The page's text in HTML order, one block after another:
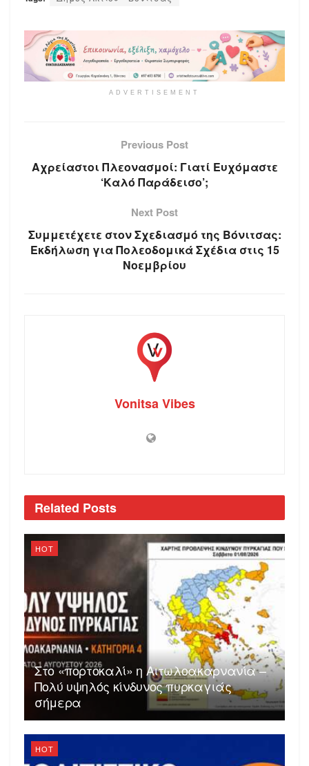
ADVERTISEMENT
Previous Post
Αχρείαστοι Πλεονασμοί: Γιατί Ευχόμαστε
‘Καλό Παράδεισο’;
Next Post
Συμμετέχετε στον Σχεδιασμό της Βόνιτσας:
Εκδήλωση για Πολεοδομικά Σχέδια στις 15
Νοεμβρίου
Vonitsa Vibes
Related Posts
HOT
Στο «πορτοκαλί» η Αιτωλοακαρνανία –
Πολύ υψηλός κίνδυνος πυρκαγιάς
σήμερα
HOT